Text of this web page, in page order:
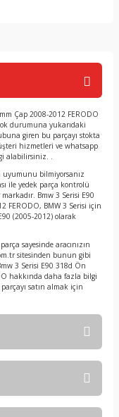
Çap 2008-2012 FERODO
durumuna yukarıdaki
giren bu parçayı stokta
hizmetleri ve whatsapp
alabilirsiniz. .
uyumunu bilmiyorsanız
ile yedek parça kontrolü
Bmw 3 Serisi E90
FERODO, BMW 3 Serisi için
(2005-2012) olarak
sayesinde aracınızın
sitesinden bunun gibi
3 Serisi E90 318d Ön
hakkında daha fazla bilgi
satın almak için